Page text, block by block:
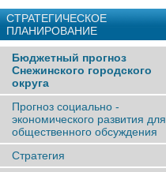
СТРАТЕГИЧЕСКОЕ
ПЛАНИРОВАНИЕ
Бюджетный прогноз
Снежинского городского
округа
Прогноз социально -
экономического развития для
общественного обсуждения
Стратегия